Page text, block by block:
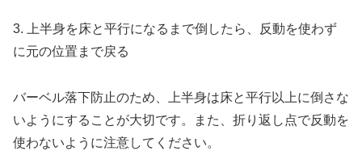
3. 上半身を床と平行になるまで倒したら、反動を使わず
に元の位置まで戻る
バーベル落下防止のため、上半身は床と平行以上に倒さな
いようにすることが大切です。また、折り返し点で反動を
使わないように注意してください。